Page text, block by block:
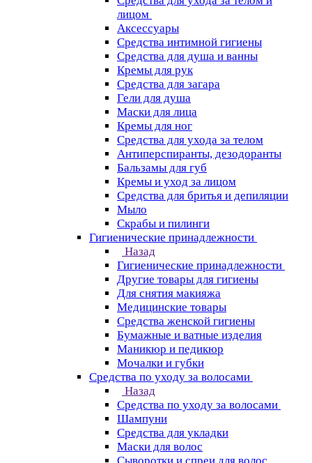
лицом
Аксессуары
Средства интимной гигиены
Средства для душа и ванны
Кремы для рук
Средства для загара
Гели для душа
Маски для лица
Кремы для ног
Средства для ухода за телом
Антиперспиранты, дезодоранты
Бальзамы для губ
Кремы и уход за лицом
Средства для бритья и депиляции
Мыло
Скрабы и пилинги
Гигиенические принадлежности
Назад
Гигиенические принадлежности
Другие товары для гигиены
Для снятия макияжа
Медицинские товары
Средства женской гигиены
Бумажные и ватные изделия
Маникюр и педикюр
Мочалки и губки
Средства по уходу за волосами
Назад
Средства по уходу за волосами
Шампуни
Средства для укладки
Маски для волос